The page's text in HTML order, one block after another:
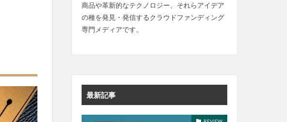
商品や革新的なテクノロジー、それらアイデア
の種を発見・発信するクラウドファンディング
専門メディアです。
最新記事